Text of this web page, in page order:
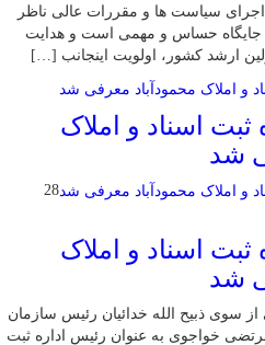
اجرای سیاست ها و مقررات عالی ناظر
جایگاه حساس و مهمی است و هدایت
ارشد کشور، اولویت اینجانب […]
اسناد و املاک
شد
28
اسناد و املاک
شد
سوی ذبیح الله خدائیان رئیس سازمان
خواجوی به عنوان رئیس اداره ثبت